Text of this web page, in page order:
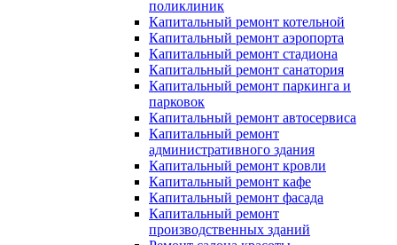
поликлиник
Капитальный ремонт котельной
Капитальный ремонт аэропорта
Капитальный ремонт стадиона
Капитальный ремонт санатория
Капитальный ремонт паркинга и
парковок
Капитальный ремонт автосервиса
Капитальный ремонт
административного здания
Капитальный ремонт кровли
Капитальный ремонт кафе
Капитальный ремонт фасада
Капитальный ремонт
производственных зданий